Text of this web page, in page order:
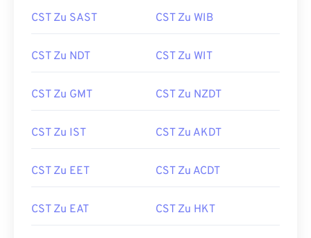
CST Zu SAST CST Zu WIB
CST Zu NDT CST Zu WIT
CST Zu GMT CST Zu NZDT
CST Zu IST CST Zu AKDT
CST Zu EET CST Zu ACDT
CST Zu EAT CST Zu HKT